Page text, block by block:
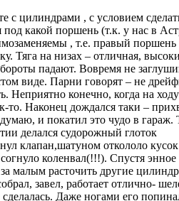
цилиндрами , с условием
какой поршень (т.к. у нас в
, т.е. правый поршень
Тяга на низах – отличная,
падают. Вовремя не
виде. Парни говорят – не
Неприятно конечно, когда на
то. Наконец дождался таки –
и покатил это чудо в гараж.
делался судорожный глоток
клапан,шатуном откололо кусок
коленвал(!!!). Спустя энное
малым расточить другие
завел, работает отлично-
Даже ногами его